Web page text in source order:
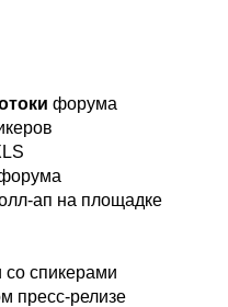
форума
ап на площадке
со спикерами
пресс-релизе